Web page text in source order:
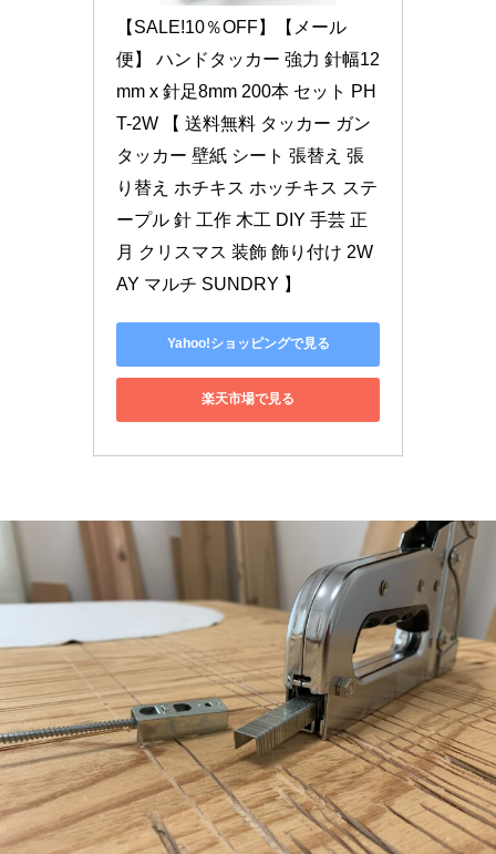
【SALE!10％OFF】【メール
便】 ハンドタッカー 強力 針幅12
mm x 針足8mm 200本 セット PH
T-2W 【 送料無料 タッカー ガン
タッカー 壁紙 シート 張替え 張
り替え ホチキス ホッチキス ステ
ープル 針 工作 木工 DIY 手芸 正
月 クリスマス 装飾 飾り付け 2W
AY マルチ SUNDRY 】
Yahoo!ショッピングで見る
楽天市場で見る